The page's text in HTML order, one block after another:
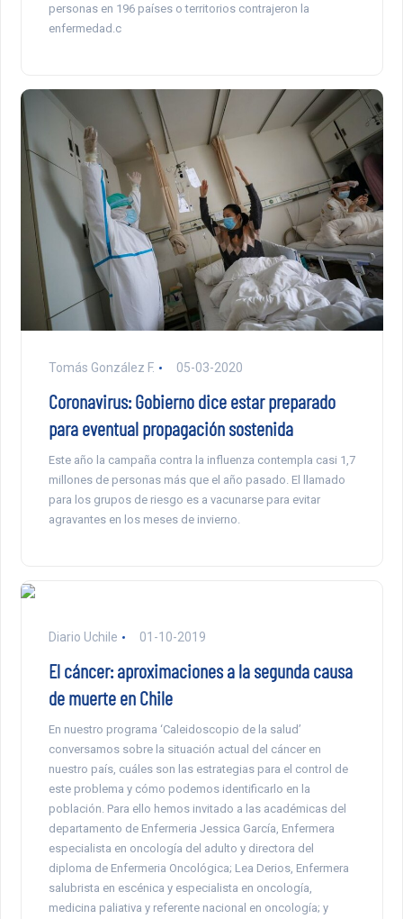
personas en 196 países o territorios contrajeron la
enfermedad.c
Tomás González F. 05-03-2020
Coronavirus: Gobierno dice estar preparado
para eventual propagación sostenida
Este año la campaña contra la influenza contempla casi 1,7
millones de personas más que el año pasado. El llamado
para los grupos de riesgo es a vacunarse para evitar
agravantes en los meses de invierno.
Diario Uchile 01-10-2019
El cáncer: aproximaciones a la segunda causa
de muerte en Chile
En nuestro programa ‘Caleidoscopio de la salud’
conversamos sobre la situación actual del cáncer en
nuestro país, cuáles son las estrategias para el control de
este problema y cómo podemos identificarlo en la
población. Para ello hemos invitado a las académicas del
departamento de Enfermeria Jessica García, Enfermera
especialista en oncología del adulto y directora del
diploma de Enfermeria Oncológica; Lea Derios, Enfermera
salubrista en escénica y especialista en oncología,
medicina paliativa y referente nacional en oncología; y